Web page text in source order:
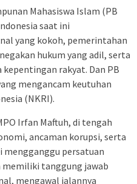
Mahasiswa Islam (PB
saat ini
yang kokoh, pemerintahan
hukum yang adil, serta
rakyat. Dan PB
mengancam keutuhan
(NKRI).
Irfan Maftuh, di tengah
ancaman korupsi, serta
mengganggu persatuan
memiliki tanggung jawab
mengawal jalannya